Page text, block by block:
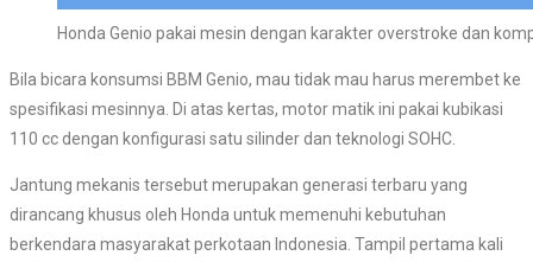
Honda Genio pakai mesin dengan karakter overstroke dan
Bila bicara konsumsi BBM Genio, mau tidak mau harus merembet ke
spesifikasi mesinnya. Di atas kertas, motor matik ini pakai kubikasi
110 cc dengan konfigurasi satu silinder dan teknologi SOHC.
Jantung mekanis tersebut merupakan generasi terbaru yang
dirancang khusus oleh Honda untuk memenuhi kebutuhan
berkendara masyarakat perkotaan Indonesia. Tampil pertama kali